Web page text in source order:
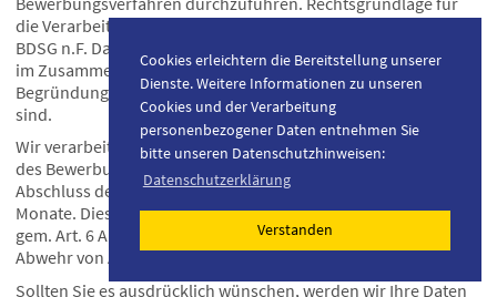
Cookies erleichtern die Bereitstellung unserer
Dienste. Weitere Informationen zu unseren
Cookies und der Verarbeitung
personenbezogener Daten entnehmen Sie
bitte unseren Datenschutzhinweisen:
Datenschutzerklärung
Verstanden
die Verarbeitung Ihrer personenbezogenen Daten ist § 26
BDSG n.F. Danach ist die Verarbeitung der Daten zulässig, die
im Zusammenhang mit der Entscheidung über die
Begründung eines Beschäftigungsverhältnisses erforderlich
sind.
Wir verarbeiten bzw. speichern Ihre Daten während der Dauer
des Bewerbungsverfahrens und speichern die Daten nach
Abschluss des Bewerbungsverfahrens für weitere sechs
Monate. Dies erfolgt aufgrund unseres berechtigten Interesses
gem. Art. 6 Abs. 1 lit. f) DSGVO zur Geltendmachung oder
Abwehr von Ansprüchen.
Sollten Sie es ausdrücklich wünschen, werden wir Ihre Daten